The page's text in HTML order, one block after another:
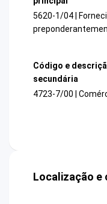
5620-1/04 |
Código e
secundária
4723-7/00 |
Localização e